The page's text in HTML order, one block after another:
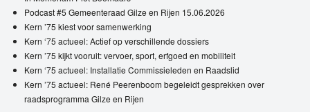
Podcast #5 Gemeenteraad Gilze en Rijen 15.06.2026
Kern ’75 kiest voor samenwerking
Kern ‘75 actueel: Actief op verschillende dossiers
Kern ’75 kijkt vooruit: vervoer, sport, erfgoed en mobiliteit
Kern ‘75 actueel: Installatie Commissieleden en Raadslid
Kern ’75 actueel: René Peerenboom begeleidt gesprekken over
raadsprogramma Gilze en Rijen